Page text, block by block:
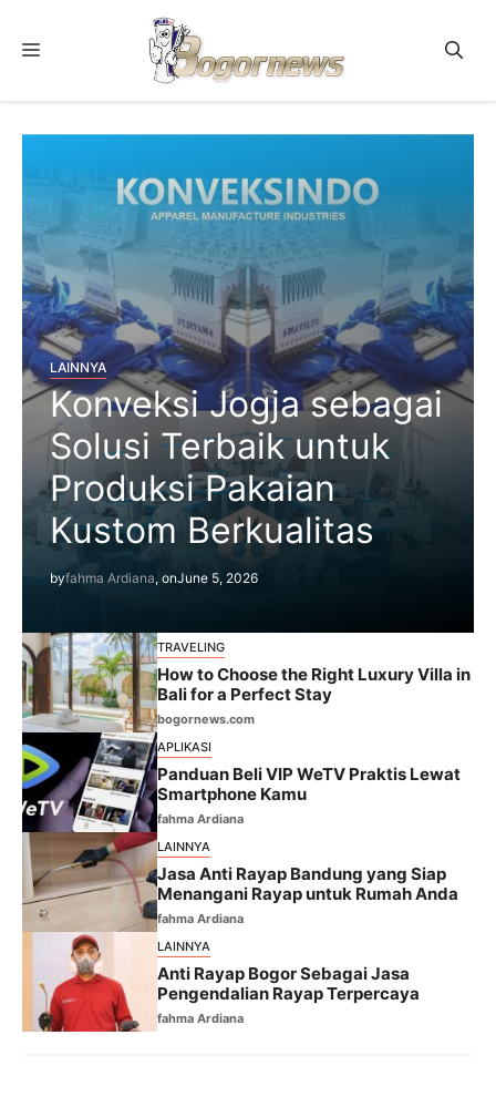
Menu
LAINNYA
Konveksi Jogja sebagai
Solusi Terbaik untuk
Produksi Pakaian
Kustom Berkualitas
byfahma Ardiana, onJune 5, 2026
TRAVELING
How to Choose the Right Luxury Villa in
Bali for a Perfect Stay
bogornews.com
APLIKASI
Panduan Beli VIP WeTV Praktis Lewat
Smartphone Kamu
fahma Ardiana
LAINNYA
Jasa Anti Rayap Bandung yang Siap
Menangani Rayap untuk Rumah Anda
fahma Ardiana
LAINNYA
Anti Rayap Bogor Sebagai Jasa
Pengendalian Rayap Terpercaya
fahma Ardiana